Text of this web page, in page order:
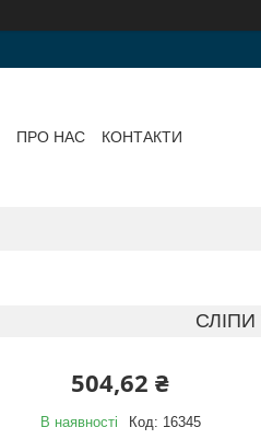
ПРО НАС КОНТАКТИ
СЛІПИ
504,62 ₴
В наявності Код: 16345